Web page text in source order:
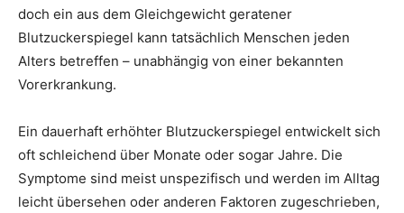
doch ein aus dem Gleichgewicht geratener
Blutzuckerspiegel kann tatsächlich Menschen jeden
Alters betreffen – unabhängig von einer bekannten
Vorerkrankung.
Ein dauerhaft erhöhter Blutzuckerspiegel entwickelt sich
oft schleichend über Monate oder sogar Jahre. Die
Symptome sind meist unspezifisch und werden im Alltag
leicht übersehen oder anderen Faktoren zugeschrieben,